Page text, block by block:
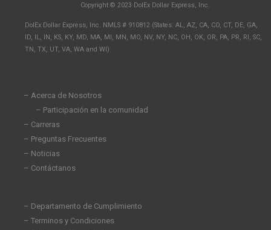
k
e
d
i
n
e
b
o
o
t
a
g
Copyright © 2023 DolEx Dollar Express, Inc.
DolEx Dollar Express, Inc. NMLS # 910812 (States: AL, AZ, CA, CO, CT, DE, GA,
ID, IL, IN, KS, KY, MD, MA, MI, MN, MO, NV, NY, NC, OH, OK, OR, PA, PR, RI, SC,
TN, TX, UT, VA, WA and WI)
– Acerca de Nosotros
– Participación en la comunidad
– Carreras
– Preguntas Frecuentes
– Noticias
– Contáctanos
– Departamento de Cumplimiento
– Terminos y Condiciones